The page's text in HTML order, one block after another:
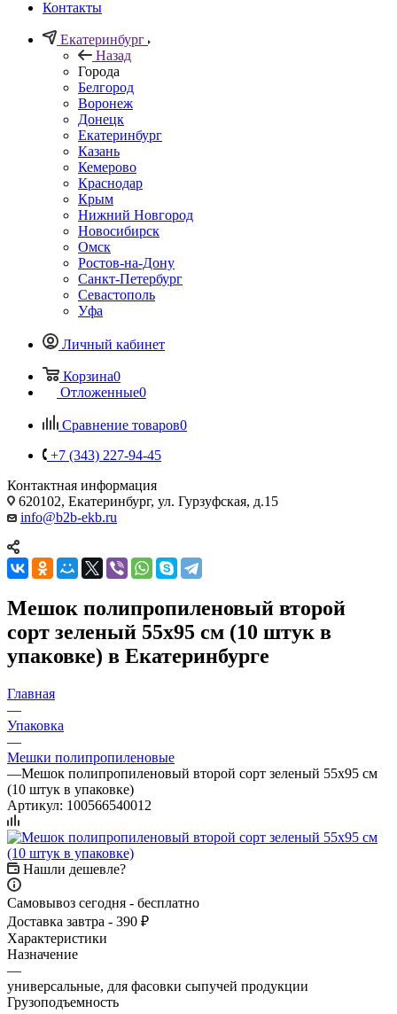
Контакты
Екатеринбург
Назад
Города
Белгород
Воронеж
Донецк
Екатеринбург
Казань
Кемерово
Краснодар
Крым
Нижний Новгород
Новосибирск
Омск
Ростов-на-Дону
Санкт-Петербург
Севастополь
Уфа
Личный кабинет
Корзина0
Отложенные0
Сравнение товаров0
+7 (343) 227-94-45
Контактная информация
620102, Екатеринбург, ул. Гурзуфская, д.15
info@b2b-ekb.ru
Мешок полипропиленовый второй
сорт зеленый 55x95 см (10 штук в
упаковке) в Екатеринбурге
Главная
—
Упаковка
—
Мешки полипропиленовые
—Мешок полипропиленовый второй сорт зеленый 55x95 см
(10 штук в упаковке)
Артикул: 100566540012
Нашли дешевле?
Самовывоз сегодня - бесплатно
Доставка завтра - 390 ₽
Характеристики
Назначение
—
универсальные, для фасовки сыпучей продукции
Грузоподъемность